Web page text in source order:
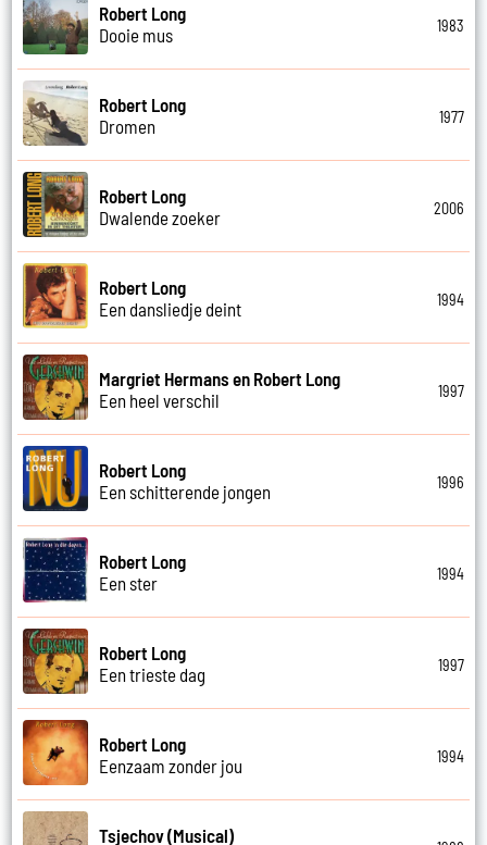
Robert Long
Dooie mus
1983
Robert Long
Dromen
1977
Robert Long
Dwalende zoeker
2006
Robert Long
Een dansliedje deint
1994
Margriet Hermans en Robert Long
Een heel verschil
1997
Robert Long
Een schitterende jongen
1996
Robert Long
Een ster
1994
Robert Long
Een trieste dag
1997
Robert Long
Eenzaam zonder jou
1994
Tsjechov (Musical)